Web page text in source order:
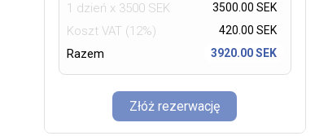
1 dzień x 3500SEK 3500.00 SEK
Koszt VAT (12%) 420.00 SEK
Razem 3920.00 SEK
Złóż rezerwację